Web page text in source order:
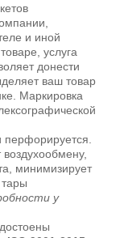
и иной
услуга
донести
ваш товар
Маркировка
минимизирует
у